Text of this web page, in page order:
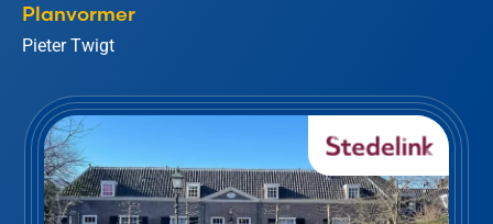
Planvormer
Pieter Twigt